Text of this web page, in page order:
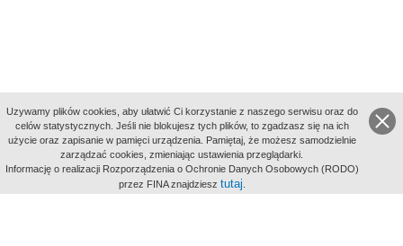
aktywności
Uzywamy plików cookies, aby ułatwić Ci korzystanie z naszego serwisu oraz do
celów statystycznych. Jeśli nie blokujesz tych plików, to zgadzasz się na ich
użycie oraz zapisanie w pamięci urządzenia. Pamiętaj, że możesz samodzielnie
zarządzać cookies, zmieniając ustawienia przeglądarki.
Informację o realizacji Rozporządzenia o Ochronie Danych Osobowych (RODO)
przez FINA znajdziesz tutaj